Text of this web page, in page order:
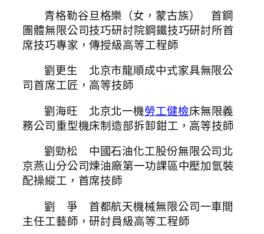
青格勒谷旦格樂（女，蒙古族） 首鋼
團體無限公司技巧研討院鋼鐵技巧研討所首
席技巧專家，傳授級高等工程師
劉更生 北京市龍順成中式家具無限公
司首席工匠，高等技師
劉海旺 北京北一機勞工健檢床無限義
務公司重型機床制造部拆卸鉗工，高等技師
劉勁松 中國石油化工股份無限公司北
京燕山分公司煉油廠第一功課區中壓加氫裝
配操縱工，首席技師
劉 爭 首都航天機械無限公司一車間
主任工藝師，研討員級高等工程師